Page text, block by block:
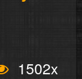
1502x